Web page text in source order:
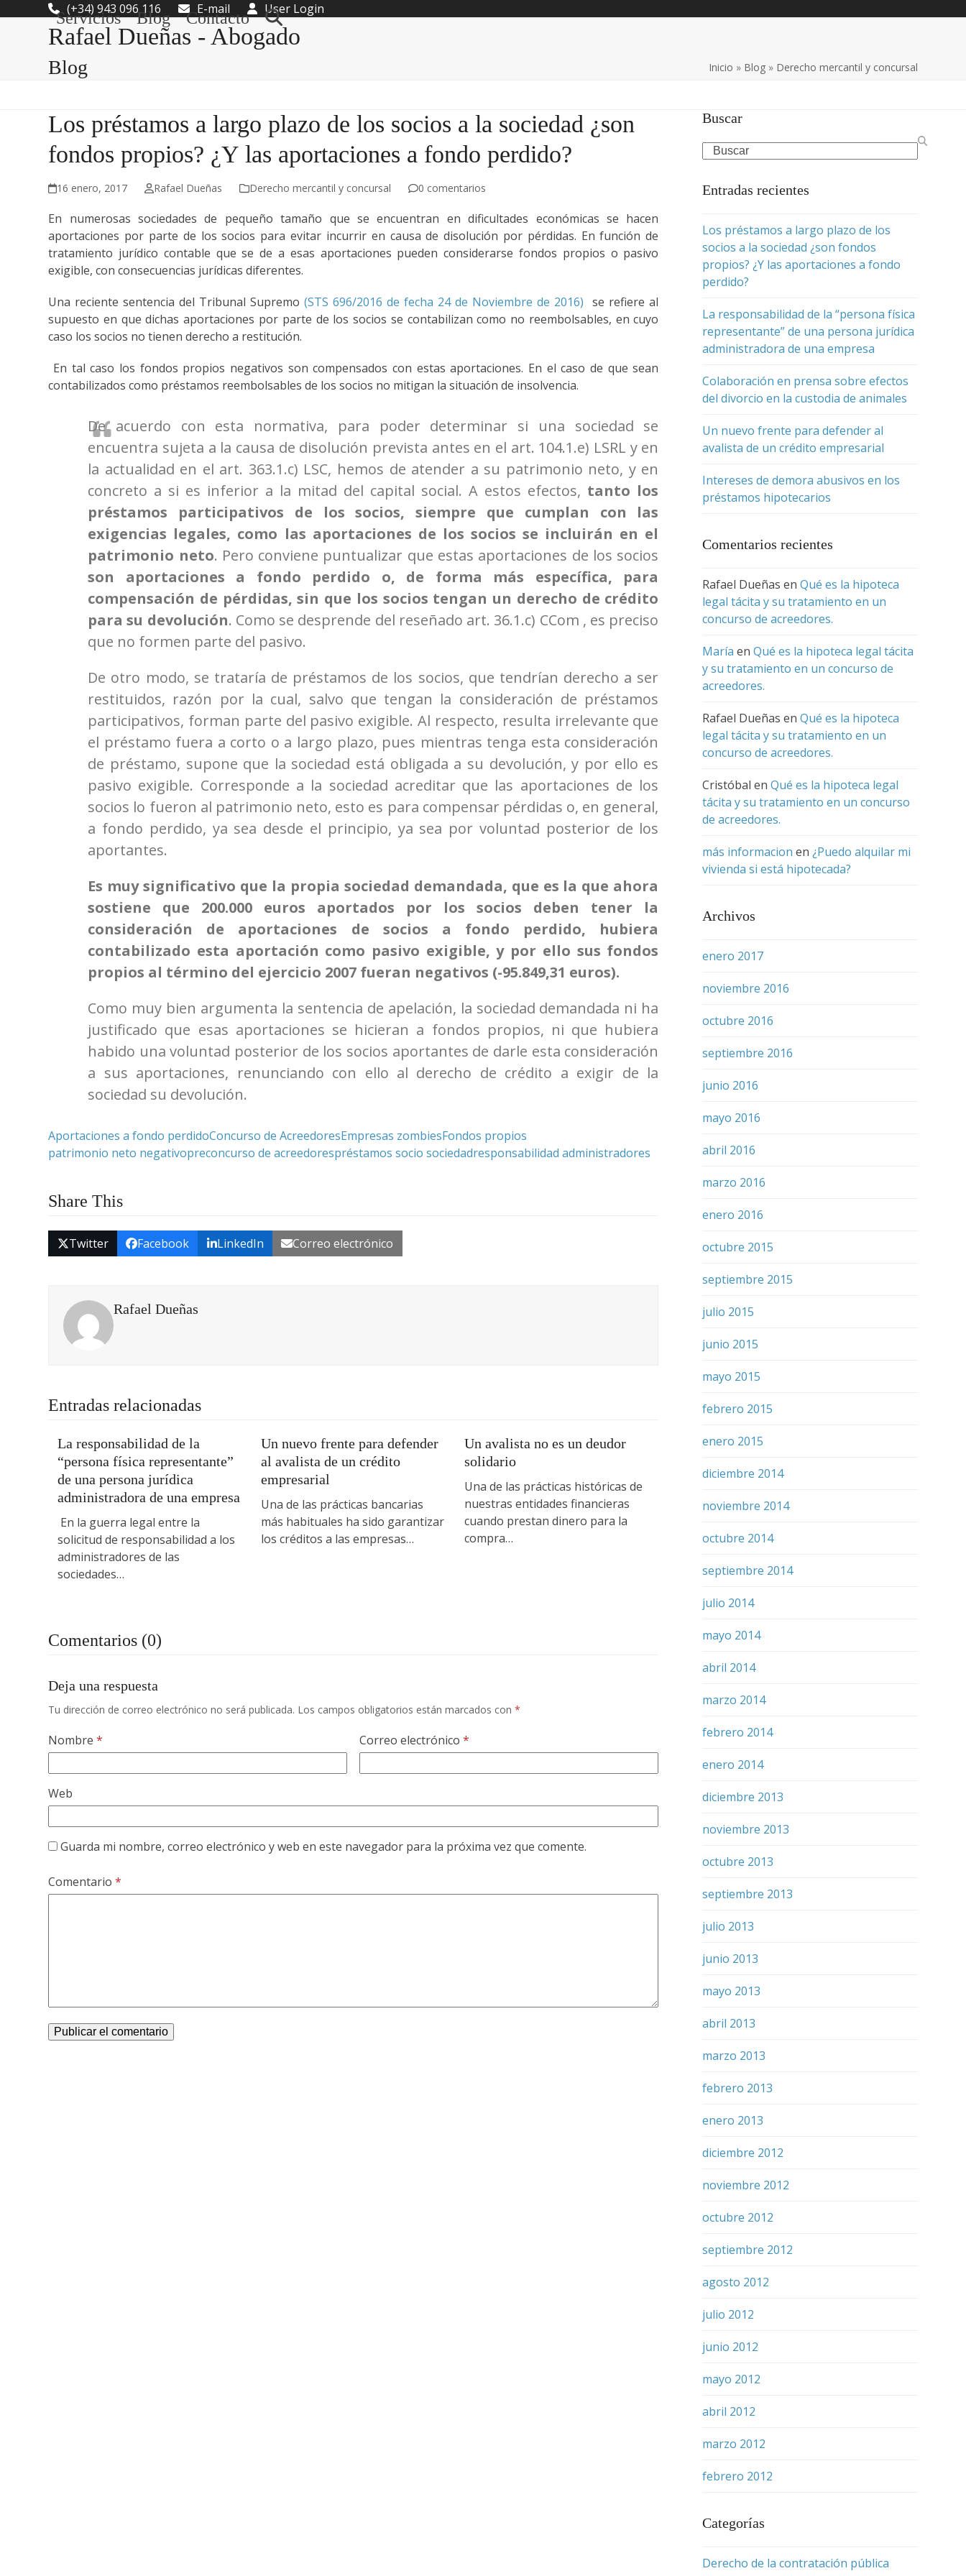
(+34) 943 096 116 E-mail User Login
Rafael Dueñas - Abogado
Servicios Blog Contacto
Blog Inicio » Blog» Derecho mercantil y concursal
Los préstamos a largo plazo de los socios a la sociedad ¿son
fondos propios? ¿Y las aportaciones a fondo perdido?
16 enero, 2017 Rafael Dueñas Derecho mercantil y concursal 0 comentarios
En numerosas sociedades de pequeño tamaño que se encuentran en dificultades económicas se hacen
aportaciones por parte de los socios para evitar incurrir en causa de disolución por pérdidas. En función de
tratamiento jurídico contable que se de a esas aportaciones pueden considerarse fondos propios o pasivo
exigible, con consecuencias jurídicas diferentes.
Una reciente sentencia del Tribunal Supremo(STS 696/2016 de fecha 24 de Noviembre de 2016)se refiere al
supuesto en que dichas aportaciones por parte de los socios se contabilizan como no reembolsables, en cuyo
caso los socios no tienen derecho a restitución.
En tal caso los fondos propios negativos son compensados con estas aportaciones. En el caso de que sean
contabilizados como préstamos reembolsables de los socios no mitigan la situación de insolvencia.
De acuerdo con esta normativa, para poder determinar si una sociedad se
encuentra sujeta a la causa de disolución prevista antes en el art. 104.1.e) LSRL y en
la actualidad en el art. 363.1.c) LSC, hemos de atender a su patrimonio neto, y en
concreto a si es inferior a la mitad del capital social. A estos efectos, tanto los
préstamos participativos de los socios, siempre que cumplan con las
exigencias legales, como las aportaciones de los socios se incluirán en el
patrimonio neto. Pero conviene puntualizar que estas aportaciones de los socios
son aportaciones a fondo perdido o, de forma más específica, para
compensación de pérdidas, sin que los socios tengan un derecho de crédito
para su devolución. Como se desprende del reseñado art. 36.1.c) CCom , es preciso
que no formen parte del pasivo.
De otro modo, se trataría de préstamos de los socios, que tendrían derecho a ser
restituidos, razón por la cual, salvo que tengan la consideración de préstamos
participativos, forman parte del pasivo exigible. Al respecto, resulta irrelevante que
el préstamo fuera a corto o a largo plazo, pues mientras tenga esta consideración
de préstamo, supone que la sociedad está obligada a su devolución, y por ello es
pasivo exigible. Corresponde a la sociedad acreditar que las aportaciones de los
socios lo fueron al patrimonio neto, esto es para compensar pérdidas o, en general,
a fondo perdido, ya sea desde el principio, ya sea por voluntad posterior de los
aportantes.
Es muy significativo que la propia sociedad demandada, que es la que ahora
sostiene que 200.000 euros aportados por los socios deben tener la
consideración de aportaciones de socios a fondo perdido, hubiera
contabilizado esta aportación como pasivo exigible, y por ello sus fondos
propios al término del ejercicio 2007 fueran negativos (-95.849,31 euros).
Como muy bien argumenta la sentencia de apelación, la sociedad demandada ni ha
justificado que esas aportaciones se hicieran a fondos propios, ni que hubiera
habido una voluntad posterior de los socios aportantes de darle esta consideración
a sus aportaciones, renunciando con ello al derecho de crédito a exigir de la
sociedad su devolución.
Aportaciones a fondo perdidoConcurso de AcreedoresEmpresas zombiesFondos propios
patrimonio neto negativopreconcurso de acreedorespréstamos socio sociedadresponsabilidad administradores
Share This
Twitter Facebook LinkedIn Correo electrónico
Rafael Dueñas
Entradas relacionadas
La responsabilidad de la
“persona física representante”
de una persona jurídica
administradora de una empresa
En la guerra legal entre la
solicitud de responsabilidad a los
administradores de las
sociedades…
Un nuevo frente para defender
al avalista de un crédito
empresarial
Una de las prácticas bancarias
más habituales ha sido garantizar
los créditos a las empresas…
Un avalista no es un deudor
solidario
Una de las prácticas históricas de
nuestras entidades financieras
cuando prestan dinero para la
compra…
Comentarios (0)
Deja una respuesta
Tu dirección de correo electrónico no será publicada. Los campos obligatorios están marcados con*
Nombre* Correo electrónico*
Web
Guarda mi nombre, correo electrónico y web en este navegador para la próxima vez que comente.
Comentario*
Buscar
Search
Entradas recientes
Los préstamos a largo plazo de los
socios a la sociedad ¿son fondos
propios? ¿Y las aportaciones a fondo
perdido?
La responsabilidad de la “persona física
representante” de una persona jurídica
administradora de una empresa
Colaboración en prensa sobre efectos
del divorcio en la custodia de animales
Un nuevo frente para defender al
avalista de un crédito empresarial
Intereses de demora abusivos en los
préstamos hipotecarios
Comentarios recientes
Rafael Dueñas en Qué es la hipoteca
legal tácita y su tratamiento en un
concurso de acreedores.
María en Qué es la hipoteca legal tácita
y su tratamiento en un concurso de
acreedores.
Rafael Dueñas en Qué es la hipoteca
legal tácita y su tratamiento en un
concurso de acreedores.
Cristóbal en Qué es la hipoteca legal
tácita y su tratamiento en un concurso
de acreedores.
más informacion en ¿Puedo alquilar mi
vivienda si está hipotecada?
Archivos
enero 2017
noviembre 2016
octubre 2016
septiembre 2016
junio 2016
mayo 2016
abril 2016
marzo 2016
enero 2016
octubre 2015
septiembre 2015
julio 2015
junio 2015
mayo 2015
febrero 2015
enero 2015
diciembre 2014
noviembre 2014
octubre 2014
septiembre 2014
julio 2014
mayo 2014
abril 2014
marzo 2014
febrero 2014
enero 2014
diciembre 2013
noviembre 2013
octubre 2013
septiembre 2013
julio 2013
junio 2013
mayo 2013
abril 2013
marzo 2013
febrero 2013
enero 2013
diciembre 2012
noviembre 2012
octubre 2012
septiembre 2012
agosto 2012
julio 2012
junio 2012
mayo 2012
abril 2012
marzo 2012
febrero 2012
Categorías
Derecho de la contratación pública